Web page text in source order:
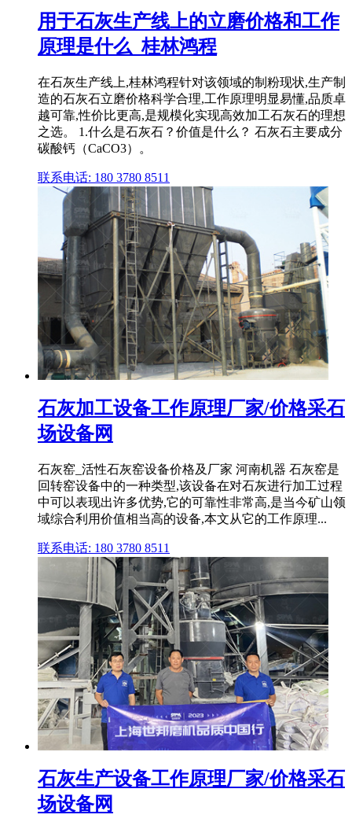
用于石灰生产线上的立磨价格和工作
原理是什么_桂林鸿程
在石灰生产线上,桂林鸿程针对该领域的制粉现状,生产制
造的石灰石立磨价格科学合理,工作原理明显易懂,品质卓
越可靠,性价比更高,是规模化实现高效加工石灰石的理想
之选。 1.什么是石灰石？价值是什么？ 石灰石主要成分
碳酸钙（CaCO3）。
联系电话: 180 3780 8511
石灰加工设备工作原理厂家/价格采石
场设备网
石灰窑_活性石灰窑设备价格及厂家 河南机器 石灰窑是
回转窑设备中的一种类型,该设备在对石灰进行加工过程
中可以表现出许多优势,它的可靠性非常高,是当今矿山领
域综合利用价值相当高的设备,本文从它的工作原理...
联系电话: 180 3780 8511
石灰生产设备工作原理厂家/价格采石
场设备网